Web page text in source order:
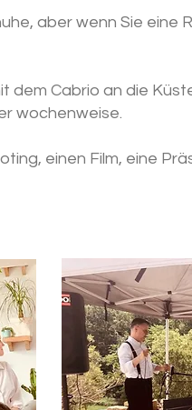
aber wenn Sie eine
Cabrio an die
wochenweise.
einen Film, eine